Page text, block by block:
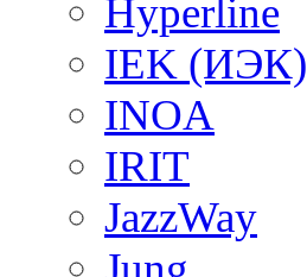
Hyperline
IEK (ИЭК)
INOA
IRIT
JazzWay